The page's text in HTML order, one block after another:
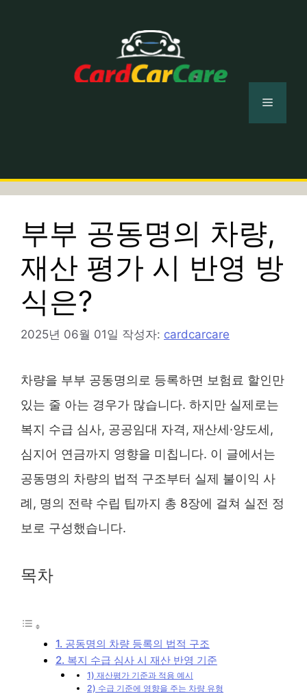
메
부부 공동명의 차량,
재산 평가 시 반영 방
식은?
2025년 06월 01일 작성자: cardcarcare
차량을 부부 공동명의로 등록하면 보험료 할인만
있는 줄 아는 경우가 많습니다. 하지만 실제로는
복지 수급 심사, 공공임대 자격, 재산세·양도세,
심지어 연금까지 영향을 미칩니다. 이 글에서는
공동명의 차량의 법적 구조부터 실제 불이익 사
례, 명의 전략 수립 팁까지 총 8장에 걸쳐 실전 정
보로 구성했습니다.
목차
1. 공동명의 차량 등록의 법적 구조
2. 복지 수급 심사 시 재산 반영 기준
1) 재산평가 기준과 적용 예시
2) 수급 기준에 영향을 주는 차량 유형